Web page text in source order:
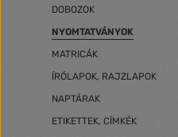
DOBOZOK
NYOMTATVÁNYOK
MATRICÁK
ÍRÓLAPOK, RAJZLAPOK
NAPTÁRAK
ETIKETTEK, CÍMKÉK